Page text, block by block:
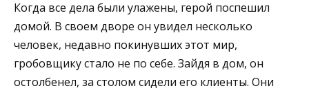
Когда все дела были улажены, герой поспешил
домой. В своем дворе он увидел несколько
человек, недавно покинувших этот мир,
гробовщику стало не по себе. Зайдя в дом, он
остолбенел, за столом сидели его клиенты. Они